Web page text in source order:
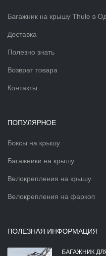
Багажник на крышу Thule в
Доставка
Полезно знать
Возврат товара
Контакты
ПОПУЛЯРНОЕ
Боксы на крышу
Багажники на крышу
Велокрепления на крышу
Велокрепления на фаркоп
ПОЛЕЗНАЯ ИНФОРМАЦИЯ
БАГАЖНИК